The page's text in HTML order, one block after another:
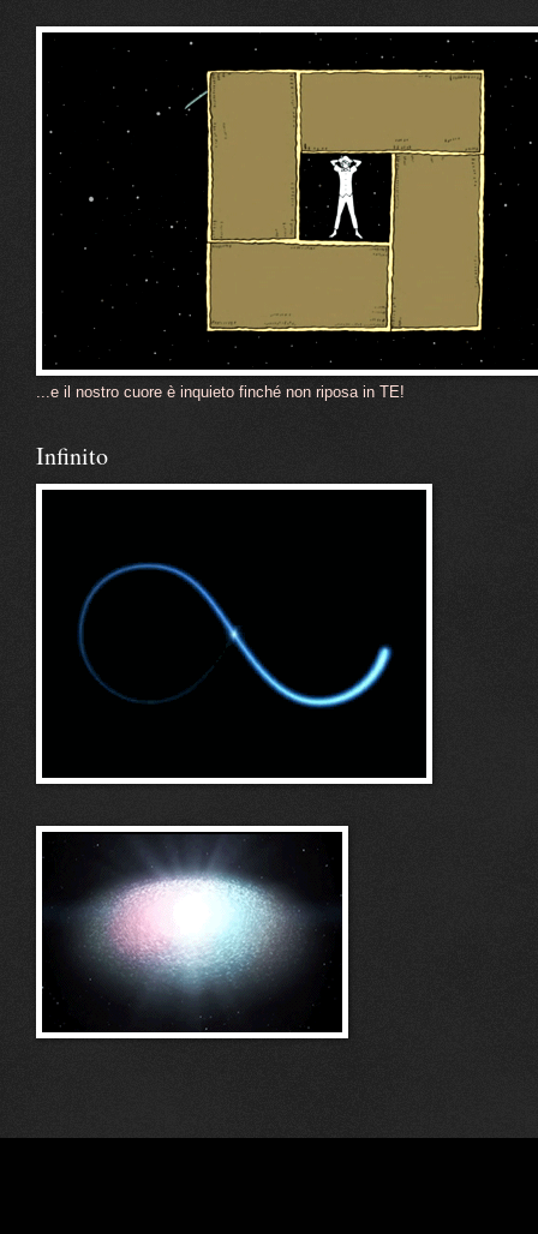
...e il nostro cuore è inquieto finché non riposa in TE!
Infinito